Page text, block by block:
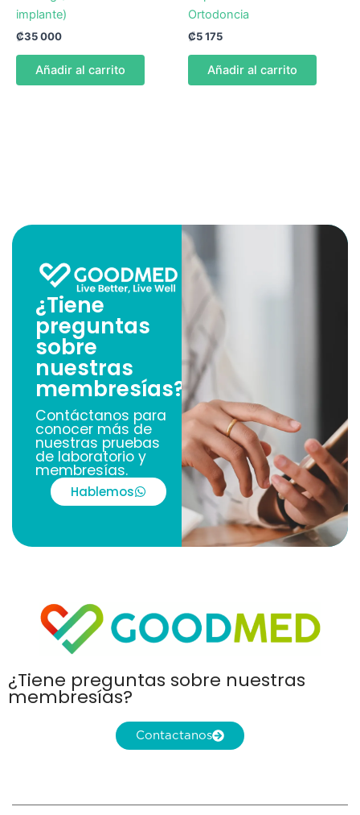
implante)
₡35 000
Añadir al carrito
Ortodoncia
₡5 175
Añadir al carrito
¿Tiene
preguntas
sobre
nuestras
membresías?
Contáctanos para
conocer más de
nuestras pruebas
de laboratorio y
membresías.
Hablemos
¿Tiene preguntas sobre nuestras
membresías?
Contactanos